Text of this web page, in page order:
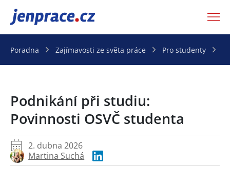
JenPráce.cz
Poradna Zajímavosti ze světa práce Pro studenty
Podnikání při studiu:
Povinnosti OSVČ studenta
2. dubna 2026
Martina Suchá